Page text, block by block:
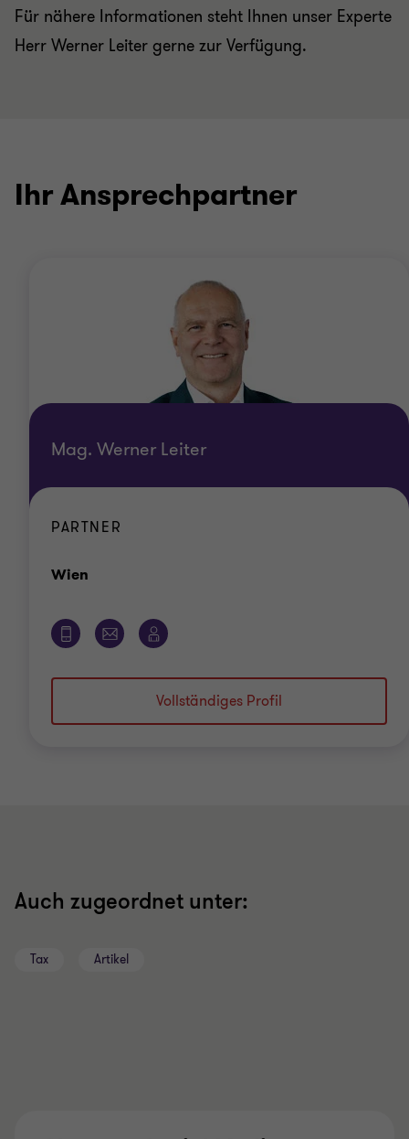
Für nähere Informationen steht Ihnen unser Experte
Herr Werner Leiter gerne zur Verfügung.
Ihr Ansprechpartner
Mag. Werner Leiter
PARTNER
Wien
Vollständiges Profil
Auch zugeordnet unter:
Tax Artikel